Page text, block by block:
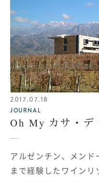
2017.07.18
JOURNAL
Oh My カサ・デ
アルゼンチン、メンド
まで経験したワインリ